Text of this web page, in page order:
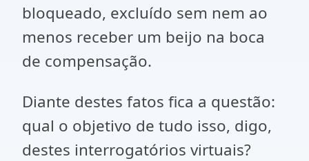
bloqueado, excluído sem nem ao
menos receber um beijo na boca
de compensação.
Diante destes fatos fica a questão:
qual o objetivo de tudo isso, digo,
destes interrogatórios virtuais?